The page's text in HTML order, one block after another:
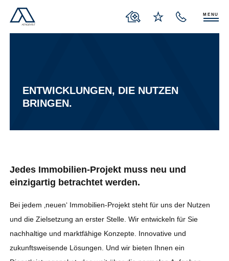
MENU
ENTWICKLUNGEN, DIE NUTZEN
BRINGEN.
Jedes Immobilien-Projekt muss neu und
einzigartig betrachtet werden.
Bei jedem ‚neuen‘ Immobilien-Projekt steht für uns der Nutzen
und die Zielsetzung an erster Stelle. Wir entwickeln für Sie
nachhaltige und marktfähige Konzepte. Innovative und
zukunftsweisende Lösungen. Und wir bieten Ihnen ein